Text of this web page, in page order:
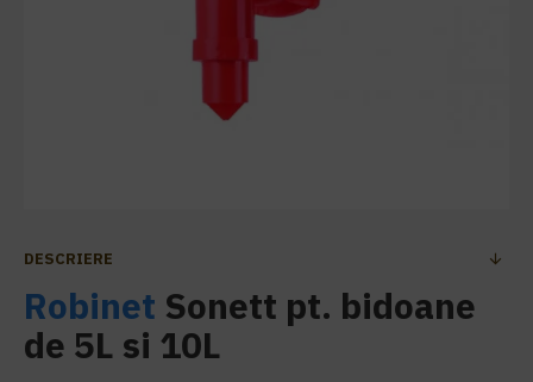
DESCRIERE
Robinet Sonett pt. bidoane
de 5L si 10L